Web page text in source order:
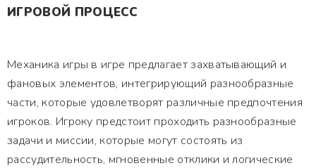
ИГРОВОЙ ПРОЦЕСС
Механика игры в игре предлагает захватывающий и
фановых элементов, интегрирующий разнообразные
части, которые удовлетворят различные предпочтения
игроков. Игроку предстоит проходить разнообразные
задачи и миссии, которые могут состоять из
рассудительность, мгновенные отклики и логические